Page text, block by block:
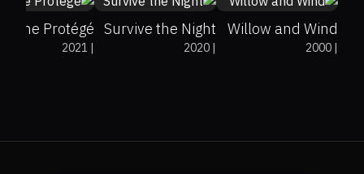
Willow and Wind
|
2000
Survive the Night
|
2020
The Protégé
|
2021